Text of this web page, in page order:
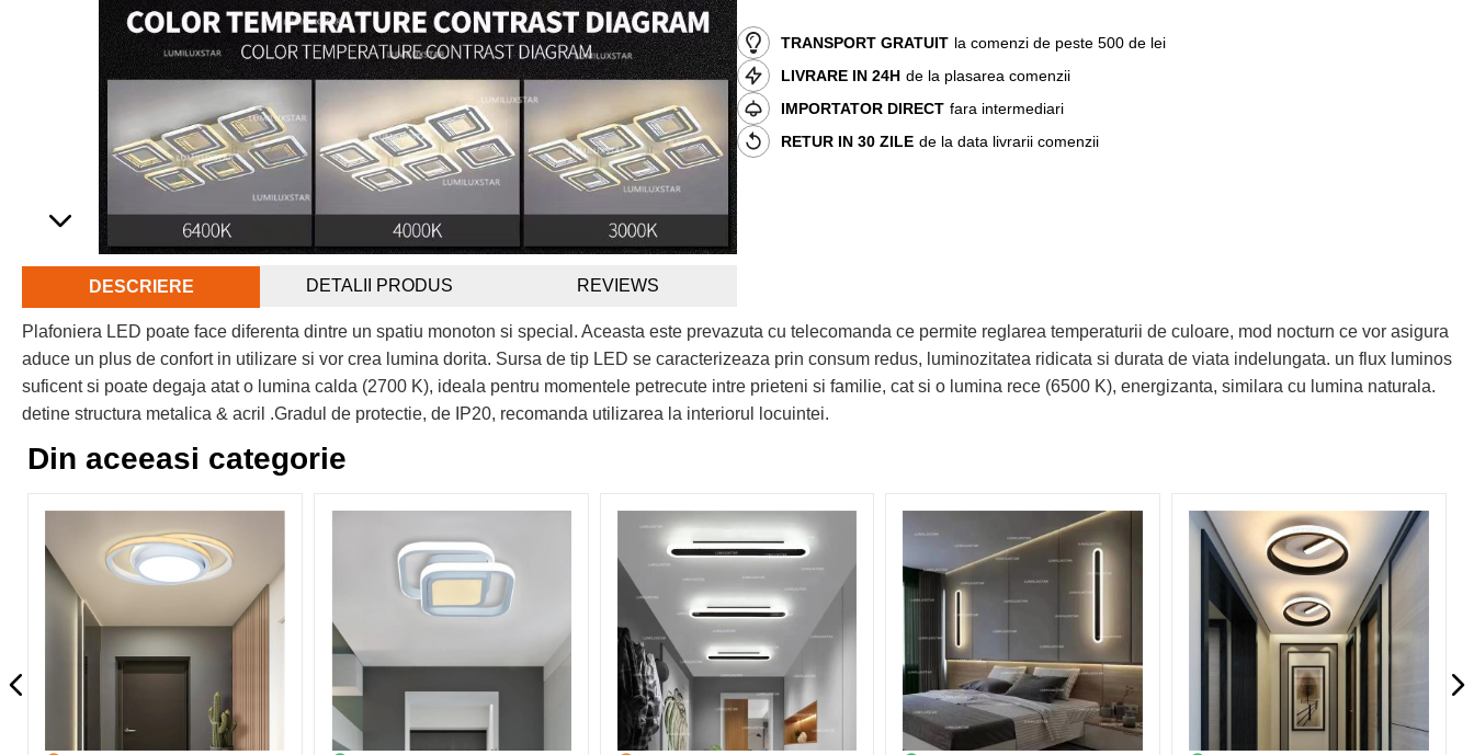
TRANSPORT GRATUIT la comenzi de peste 500 de lei
LIVRARE IN 24H de la plasarea comenzii
IMPORTATOR DIRECT fara intermediari
RETUR IN 30 ZILE de la data livrarii comenzii
DESCRIERE DETALII PRODUS REVIEWS
Plafoniera LED poate face diferenta dintre un spatiu monoton si special. Aceasta este prevazuta cu telecomanda ce permite reglarea temperaturii de culoare, mod nocturn ce vor asigura
aduce un plus de confort in utilizare si vor crea lumina dorita. Sursa de tip LED se caracterizeaza prin consum redus, luminozitatea ridicata si durata de viata indelungata. un flux luminos
suficent si poate degaja atat o lumina calda (2700 K), ideala pentru momentele petrecute intre prieteni si familie, cat si o lumina rece (6500 K), energizanta, similara cu lumina naturala.
detine structura metalica & acril .Gradul de protectie, de IP20, recomanda utilizarea la interiorul locuintei.
Din aceeasi categorie